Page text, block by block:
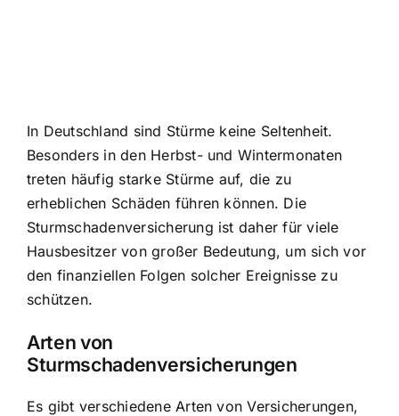
In Deutschland sind Stürme keine Seltenheit.
Besonders in den Herbst- und Wintermonaten
treten häufig starke Stürme auf, die zu
erheblichen Schäden führen können. Die
Sturmschadenversicherung ist daher für viele
Hausbesitzer von großer Bedeutung, um sich vor
den finanziellen Folgen solcher Ereignisse zu
schützen.
Arten von
Sturmschadenversicherungen
Es gibt verschiedene Arten von Versicherungen,